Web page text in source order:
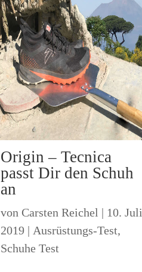
Origin – Tecnica
passt Dir den Schuh
an
vonCarsten Reichel | 10. Juli
2019 | Ausrüstungs-Test,
Schuhe Test